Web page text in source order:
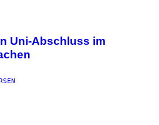
Uni-Abschluss im